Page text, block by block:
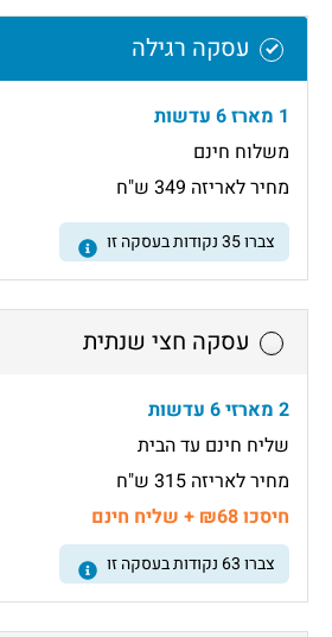
עסקה רגילה
1 מארז 6 עדשות
משלוח חינם
מחיר לאריזה 349 ש"ח
צברו35נקודות בעסקה זו
עסקה חצי שנתית
2 מארזי 6 עדשות
שליח חינם עד הבית
מחיר לאריזה 315 ש"ח
חיסכו ₪68 + שליח חינם
צברו63 נקודות בעסקה זו